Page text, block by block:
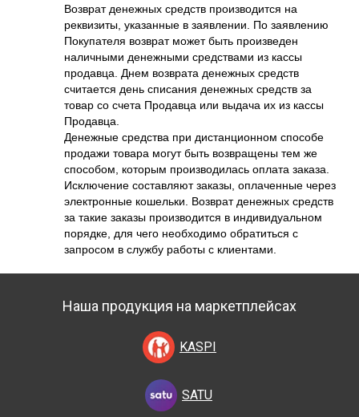
Возврат денежных средств производится на
реквизиты, указанные в заявлении. По заявлению
Покупателя возврат может быть произведен
наличными денежными средствами из кассы
продавца. Днем возврата денежных средств
считается день списания денежных средств за
товар со счета Продавца или выдача их из кассы
Продавца.
Денежные средства при дистанционном способе
продажи товара могут быть возвращены тем же
способом, которым производилась оплата заказа.
Исключение составляют заказы, оплаченные через
электронные кошельки. Возврат денежных средств
за такие заказы производится в индивидуальном
порядке, для чего необходимо обратиться с
запросом в службу работы с клиентами.
Наша продукция на маркетплейсах
KASPI
SATU